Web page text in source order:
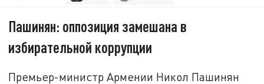
Пашинян: оппозиция замешана в
избирательной коррупции
Премьер-министр Армении Никол Пашинян